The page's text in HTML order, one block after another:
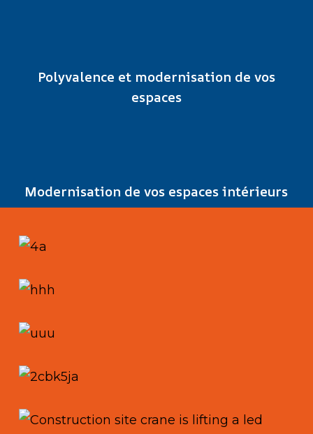
Polyvalence et modernisation de vos
espaces
Modernisation de vos espaces intérieurs